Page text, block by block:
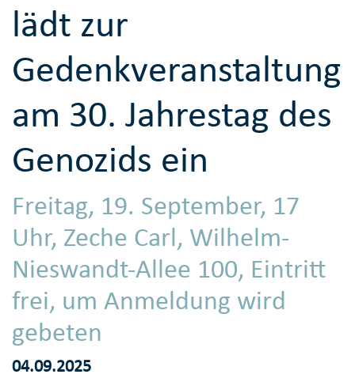
lädt zur
Gedenkveranstaltung
am 30. Jahrestag des
Genozids ein
Freitag, 19. September, 17
Uhr, Zeche Carl, Wilhelm-
Nieswandt-Allee 100, Eintritt
frei, um Anmeldung wird
gebeten
04.09.2025